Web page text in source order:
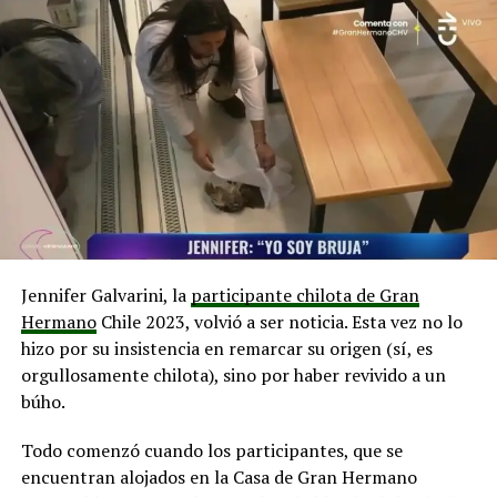
¿Cómo sería el primer hotel en la Luna?
La IA señaló que la construcción de un hotel en la Luna
representa un logro monumental de la ingeniería
espacial y la arquitectura futurista. Siguiendo esa visión,
el chatbot indicó que dicha construcción contaría con
las siguientes características:
Estaría ubicado en la superficie lunar,
probablemente cerca de uno de los polos, para
moderadas.
El diseño sería futurista y funcional, construido para
resistir la radiación cósmica, las temperaturas
extremas y las condiciones lunares. Podría estar
de los impactos de micrometeoritos.
Las habitaciones podrían estar equipadas con
Jennifer Galvarini, la participante chilota de Gran
HermanoChile 2023, volvió a ser noticia. Esta vez no lo
hizo por su insistencia en remarcar su origen (sí, es
orgullosamente chilota), sino por haber revivido a un
búho.
Todo comenzó cuando los participantes, que se
encuentran alojados en la Casa de Gran Hermano